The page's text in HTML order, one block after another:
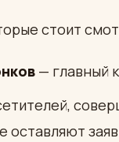
стоит
— главный
оставляют